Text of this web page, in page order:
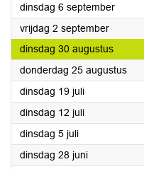
dinsdag 6 september2022
vrijdag 2 september2022
dinsdag 30 augustus2022
donderdag 25 augustus2022
dinsdag 19 juli2022
dinsdag 12 juli2022
dinsdag 5 juli2022
dinsdag 28 juni2022